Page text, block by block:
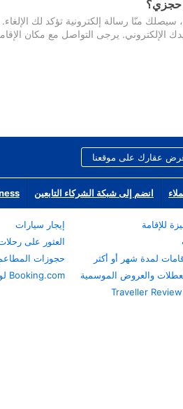
حجزي؟
سيصلك منّا رسالة إلكترونية تؤكد لك
عقارك على موقعنا
انضم إلى شبكة الشركاء التابعين
للإقامة
لمدة شهر أو أكثر
والعروض الموسمية
Traveller
إيجار سيارات
العثور على
حجوزات
Booking.com لوكلاء السفر